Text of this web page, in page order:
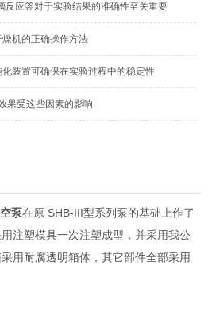
反应釜对于实验结果的准确性至关重要
机的正确操作方法
装置可确保在实验过程中的稳定性
果受这些因素的影响
泵在原 SHB-III型系列泵的基础上作了
注塑模具一次注塑成型，并采用我公
用耐腐透明箱体，其它部件全部采用